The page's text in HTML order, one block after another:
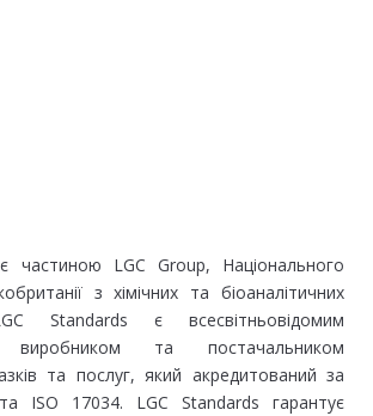
частиною LGC Group, Національного
з хімічних та біоаналітичних
Standards є всесвітньовідомим
виробником та постачальником
та послуг, який акредитований за
ISO 17034. LGC Standards гарантує